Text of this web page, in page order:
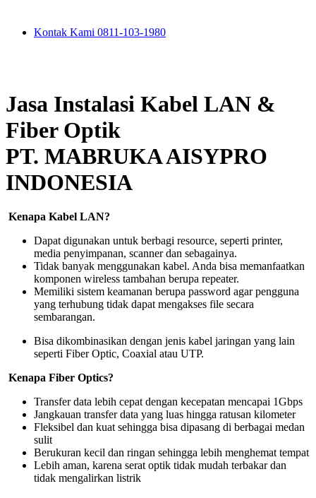
Kontak Kami 0811-103-1980
Jasa Instalasi Kabel LAN &
Fiber Optik
PT. MABRUKA AISYPRO
INDONESIA
Kenapa Kabel LAN?
Dapat digunakan untuk berbagi resource, seperti printer,
media penyimpanan, scanner dan sebagainya.
Tidak banyak menggunakan kabel. Anda bisa memanfaatkan
komponen wireless tambahan berupa repeater.
Memiliki sistem keamanan berupa password agar pengguna
yang terhubung tidak dapat mengakses file secara
sembarangan.
Bisa dikombinasikan dengan jenis kabel jaringan yang lain
seperti Fiber Optic, Coaxial atau UTP.
Kenapa Fiber Optics?
Transfer data lebih cepat dengan kecepatan mencapai 1Gbps
Jangkauan transfer data yang luas hingga ratusan kilometer
Fleksibel dan kuat sehingga bisa dipasang di berbagai medan
sulit
Berukuran kecil dan ringan sehingga lebih menghemat tempat
Lebih aman, karena serat optik tidak mudah terbakar dan
tidak mengalirkan listrik